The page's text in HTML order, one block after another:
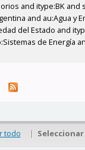
and itype:BK and
and au:Agua y
del Estado and
de Energía
todo |